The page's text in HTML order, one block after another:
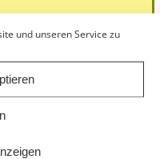
und unseren Service zu